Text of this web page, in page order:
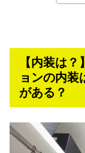
【内装は
ョンの内装
がある？